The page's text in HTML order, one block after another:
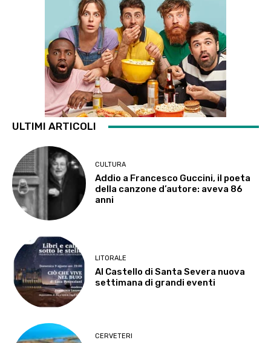
ULTIMI ARTICOLI
CULTURA
Addio a Francesco Guccini, il poeta
della canzone d’autore: aveva 86
anni
LITORALE
Al Castello di Santa Severa nuova
settimana di grandi eventi
CERVETERI